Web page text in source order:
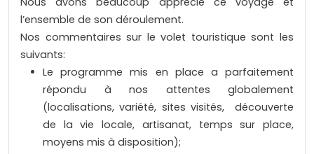
l’ensemble de son déroulement.
Nos commentaires sur le volet touristique sont les
suivants:
Le programme mis en place a parfaitement
répondu à nos attentes globalement
(localisations, variété, sites visités, découverte
de la vie locale, artisanat, temps sur place,
moyens mis à disposition);